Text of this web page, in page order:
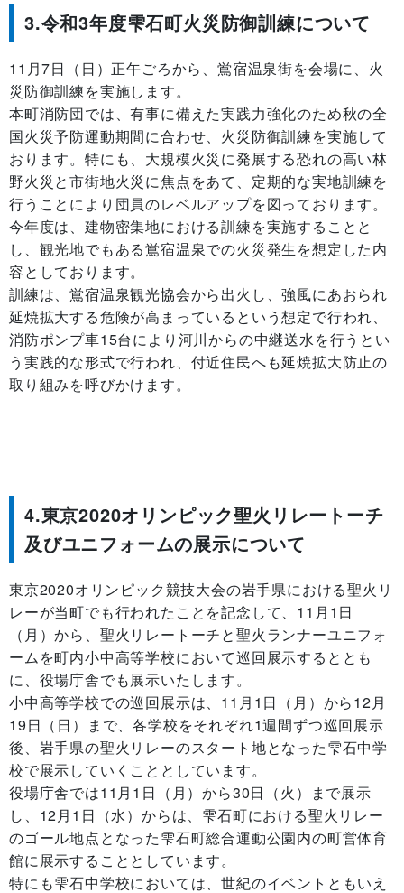
3.令和3年度雫石町火災防御訓練について
11月7日（日）正午ごろから、鴬宿温泉街を会場に、火
災防御訓練を実施します。
本町消防団では、有事に備えた実践力強化のため秋の全
国火災予防運動期間に合わせ、火災防御訓練を実施して
おります。特にも、大規模火災に発展する恐れの高い林
野火災と市街地火災に焦点をあて、定期的な実地訓練を
行うことにより団員のレベルアップを図っております。
今年度は、建物密集地における訓練を実施することと
し、観光地でもある鴬宿温泉での火災発生を想定した内
容としております。
訓練は、鴬宿温泉観光協会から出火し、強風にあおられ
延焼拡大する危険が高まっているという想定で行われ、
消防ポンプ車15台により河川からの中継送水を行うとい
う実践的な形式で行われ、付近住民へも延焼拡大防止の
取り組みを呼びかけます。
4.東京2020オリンピック聖火リレートーチ
及びユニフォームの展示について
東京2020オリンピック競技大会の岩手県における聖火リ
レーが当町でも行われたことを記念して、11月1日
（月）から、聖火リレートーチと聖火ランナーユニフォ
ームを町内小中高等学校において巡回展示するととも
に、役場庁舎でも展示いたします。
小中高等学校での巡回展示は、11月1日（月）から12月
19日（日）まで、各学校をそれぞれ1週間ずつ巡回展示
後、岩手県の聖火リレーのスタート地となった雫石中学
校で展示していくこととしています。
役場庁舎では11月1日（月）から30日（火）まで展示
し、12月1日（水）からは、雫石町における聖火リレー
のゴール地点となった雫石町総合運動公園内の町営体育
館に展示することとしています。
特にも雫石中学校においては、世紀のイベントともいえ